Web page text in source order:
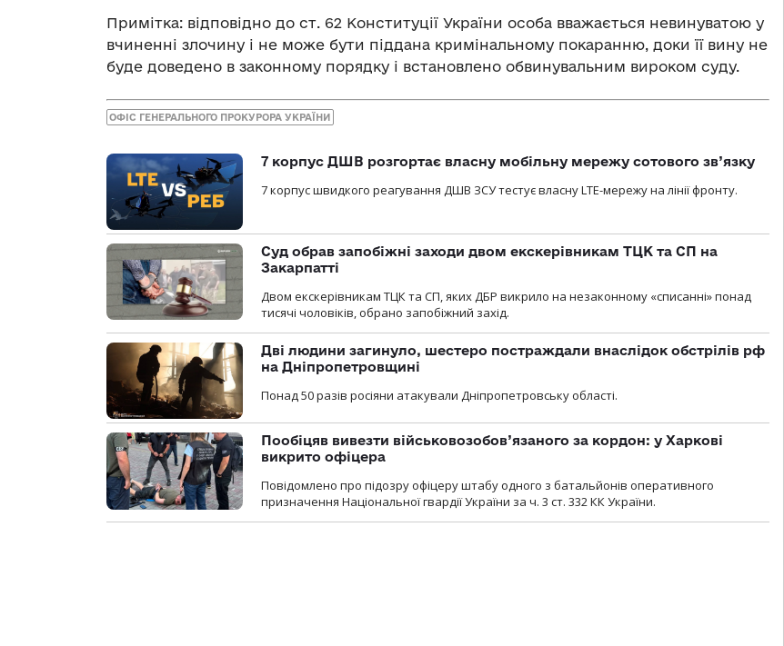
Примітка: відповідно до ст. 62 Конституції України особа вважається невинуватою у
вчиненні злочину і не може бути піддана кримінальному покаранню, доки її вину не
буде доведено в законному порядку і встановлено обвинувальним вироком суду.
ОФІС ГЕНЕРАЛЬНОГО ПРОКУРОРА УКРАЇНИ
7 корпус ДШВ розгортає власну мобільну мережу сотового зв’язку
7 корпус швидкого реагування ДШВ ЗСУ тестує власну LTE-мережу на лінії фронту.
Суд обрав запобіжні заходи двом екскерівникам ТЦК та СП на
Закарпатті
Двом екскерівникам ТЦК та СП, яких ДБР викрило на незаконному «списанні» понад
тисячі чоловіків, обрано запобіжний захід.
Дві людини загинуло, шестеро постраждали внаслідок обстрілів рф
на Дніпропетровщині
Понад 50 разів росіяни атакували Дніпропетровську області.
Пообіцяв вивезти військовозобов’язаного за кордон: у Харкові
викрито офіцера
Повідомлено про підозру офіцеру штабу одного з батальйонів оперативного
призначення Національної гвардії України за ч. 3 ст. 332 КК України.